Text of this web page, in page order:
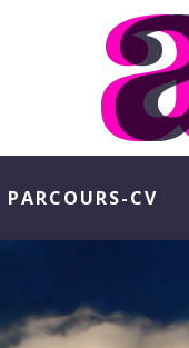
PARCOURS-CV